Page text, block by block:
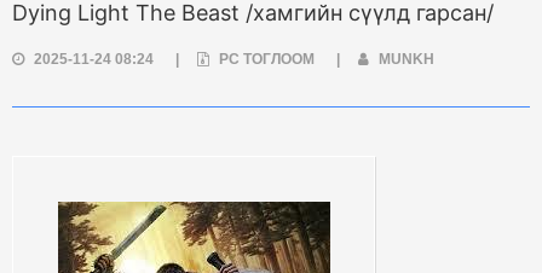
Dying Light The Beast /хамгийн сүүлд гарсан/
2025-11-24 08:24 PC ТОГЛООМ MUNKH